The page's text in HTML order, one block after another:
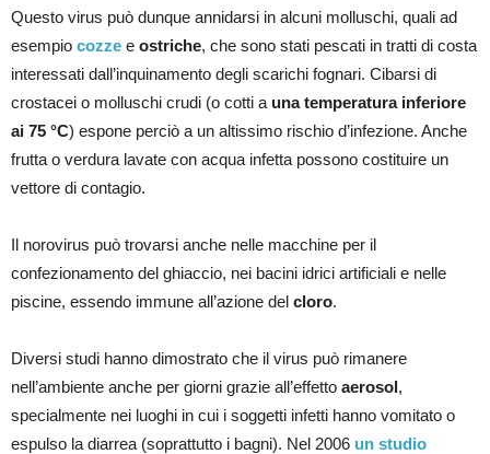
Questo virus può dunque annidarsi in alcuni molluschi, quali ad
esempio cozze e ostriche, che sono stati pescati in tratti di costa
interessati dall’inquinamento degli scarichi fognari. Cibarsi di
crostacei o molluschi crudi (o cotti a una temperatura inferiore
ai 75 °C) espone perciò a un altissimo rischio d’infezione. Anche
frutta o verdura lavate con acqua infetta possono costituire un
vettore di contagio.
Il norovirus può trovarsi anche nelle macchine per il
confezionamento del ghiaccio, nei bacini idrici artificiali e nelle
piscine, essendo immune all’azione del cloro.
Diversi studi hanno dimostrato che il virus può rimanere
nell’ambiente anche per giorni grazie all’effetto aerosol,
specialmente nei luoghi in cui i soggetti infetti hanno vomitato o
espulso la diarrea (soprattutto i bagni). Nel 2006 un studio